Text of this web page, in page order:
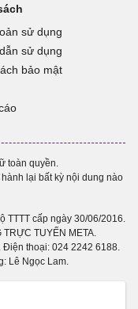
sử dụng
sử dụng
bảo mật
toàn quyền.
lại bất kỳ nội dung nào
TTTT cấp ngày 30/06/2016.
TUYẾN META.
Điện thoại: 024 2242 6188.
Lê Ngọc Lam.